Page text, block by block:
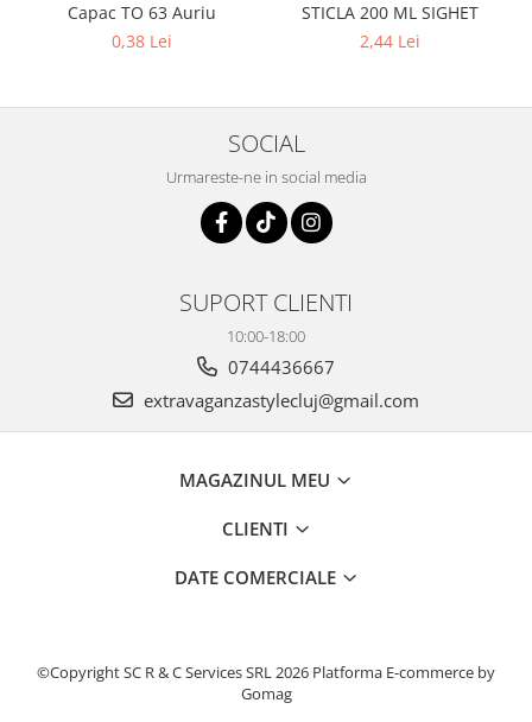
Capac TO 63 Auriu
0,38 Lei
STICLA 200 ML SIGHET
2,44 Lei
SOCIAL
Urmareste-ne in social media
SUPORT CLIENTI
10:00-18:00
0744436667
extravaganzastylecluj@gmail.com
MAGAZINUL MEU
CLIENTI
DATE COMERCIALE
©Copyright SC R & C Services SRL 2026 Platforma E-commerce by
Gomag